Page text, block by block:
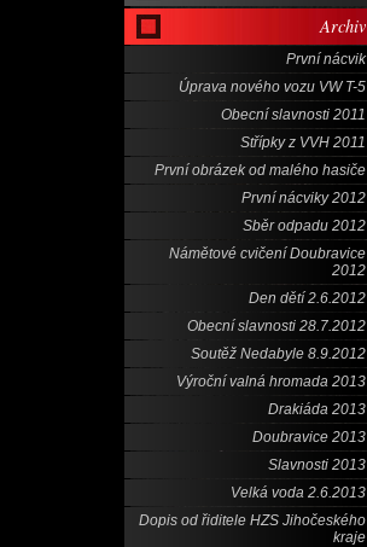
Archiv
První nácvik
Úprava nového vozu VW T-5
Obecní slavnosti 2011
Střípky z VVH 2011
První obrázek od malého hasiče
První nácviky 2012
Sběr odpadu 2012
Námětové cvičení Doubravice
2012
Den dětí 2.6.2012
Obecní slavnosti 28.7.2012
Soutěž Nedabyle 8.9.2012
Výroční valná hromada 2013
Drakiáda 2013
Doubravice 2013
Slavnosti 2013
Velká voda 2.6.2013
Dopis od řiditele HZS Jihočeského
kraje